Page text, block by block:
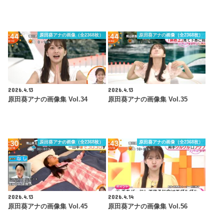
原田葵アナの画像（全2368枚）
2026.4.13
原田葵アナの画像集 Vol.34
原田葵アナの画像（全2368枚）
2026.4.13
原田葵アナの画像集 Vol.35
原田葵アナの画像（全2368枚）
2026.4.13
原田葵アナの画像集 Vol.45
原田葵アナの画像（全2368枚）
2026.4.14
原田葵アナの画像集 Vol.56